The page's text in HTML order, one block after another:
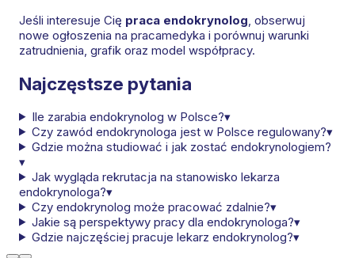
Jeśli interesuje Cię praca endokrynolog, obserwuj
nowe ogłoszenia na pracamedyka i porównuj warunki
zatrudnienia, grafik oraz model współpracy.
Najczęstsze pytania
Ile zarabia endokrynolog w Polsce?▾
Czy zawód endokrynologa jest w Polsce regulowany?▾
Gdzie można studiować i jak zostać endokrynologiem?
▾
Jak wygląda rekrutacja na stanowisko lekarza
endokrynologa?▾
Czy endokrynolog może pracować zdalnie?▾
Jakie są perspektywy pracy dla endokrynologa?▾
Gdzie najczęściej pracuje lekarz endokrynolog?▾